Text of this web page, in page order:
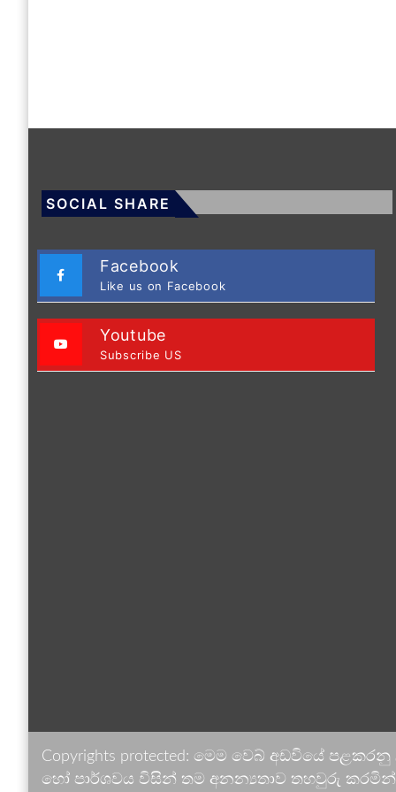
SOCIAL SHARE
Facebook
Like us on Facebook
Youtube
Subscribe US
Copyrights protected: මෙම වෙබ් අඩවියේ
හෝ පාර්ශවය විසින් තම අනන්‍යතාව තහවුරු කරමින්